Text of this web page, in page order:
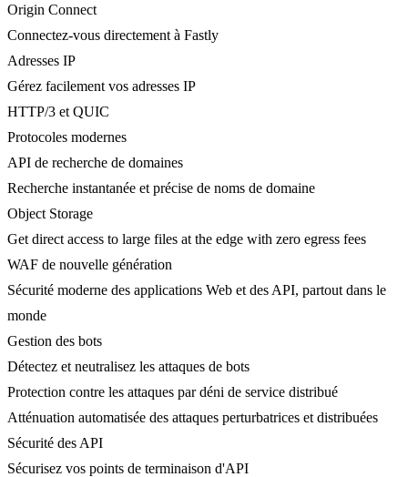
Origin Connect
Connectez-vous directement à Fastly
Adresses IP
Gérez facilement vos adresses IP
HTTP/3 et QUIC
Protocoles modernes
API de recherche de domaines
Recherche instantanée et précise de noms de domaine
Object Storage
Get direct access to large files at the edge with zero egress fees
WAF de nouvelle génération
Sécurité moderne des applications Web et des API, partout dans le
monde
Gestion des bots
Détectez et neutralisez les attaques de bots
Protection contre les attaques par déni de service distribué
Atténuation automatisée des attaques perturbatrices et distribuées
Sécurité des API
Sécurisez vos points de terminaison d'API